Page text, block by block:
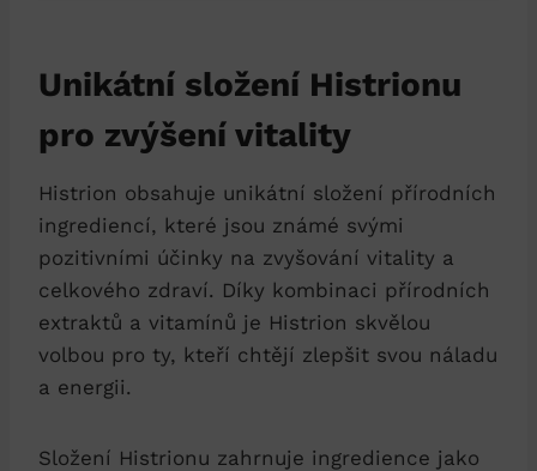
Unikátní složení Histrionu
pro zvýšení vitality
Histrion obsahuje unikátní složení přírodních
ingrediencí, které jsou známé svými
pozitivními účinky na zvyšování vitality a
celkového zdraví. Díky kombinaci přírodních
extraktů a vitamínů je Histrion skvělou
volbou pro ty, kteří chtějí zlepšit svou náladu
a energii.
Složení Histrionu zahrnuje ingredience jako